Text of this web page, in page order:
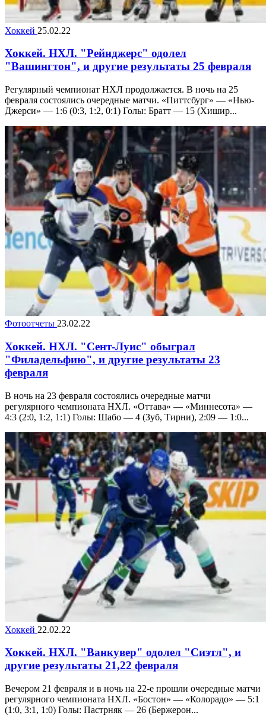
Хоккей 25.02.22
Хоккей. НХЛ. "Рейнджерс" одолел
"Вашингтон", и другие результаты 25 февраля
Регулярный чемпионат НХЛ продолжается. В ночь на 25
февраля состоялись очередные матчи. «Питтсбург» — «Нью-
Джерси» — 1:6 (0:3, 1:2, 0:1) Голы: Братт — 15 (Хишир...
Фотоотчеты 23.02.22
Хоккей. НХЛ. "Сент-Луис" обыграл
"Филадельфию", и другие результаты 23
февраля
В ночь на 23 февраля состоялись очередные матчи
регулярного чемпионата НХЛ. «Оттава» — «Миннесота» —
4:3 (2:0, 1:2, 1:1) Голы: Шабо — 4 (Зуб, Тирни), 2:09 — 1:0...
Хоккей 22.02.22
Хоккей. НХЛ. "Ванкувер" одолел "Сиэтл", и
другие результаты 21,22 февраля
Вечером 21 февраля и в ночь на 22-е прошли очередные матчи
регулярного чемпионата НХЛ. «Бостон» — «Колорадо» — 5:1
(1:0, 3:1, 1:0) Голы: Пастрняк — 26 (Бержерон...